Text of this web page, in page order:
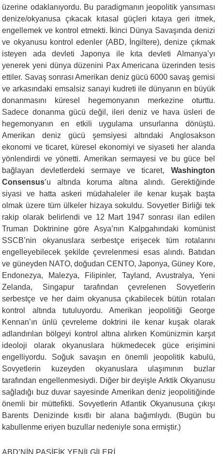
üzerine odaklanıyordu. Bu paradigmanın jeopolitik yansıması
denize/okyanusa çıkacak kıtasal güçleri kıtaya geri itmek,
engellemek ve kontrol etmekti. İkinci Dünya Savaşında denizi
ve okyanusu kontrol edenler (ABD, İngiltere), denize çıkmak
isteyen ada devleti Japonya ile kıta devleti Almanya’yı
yenerek yeni dünya düzenini Pax Americana üzerinden tesis
ettiler. Savaş sonrası Amerikan deniz gücü 6000 savaş gemisi
ve arkasındaki emsalsiz sanayi kudreti ile dünyanın en büyük
donanmasını küresel hegemonyanın merkezine oturttu.
Sadece donanma gücü değil, ileri deniz ve hava üsleri de
hegemonyanın en etkili uygulama unsurlarına dönüştü.
Amerikan deniz gücü şemsiyesi altındaki Anglosakson
ekonomi ve ticaret, küresel ekonomiyi ve siyaseti her alanda
yönlendirdi ve yönetti. Amerikan sermayesi ve bu güce bel
bağlayan devletlerdeki sermaye ve ticaret, Washington
Consensus’u altında koruma altına alındı. Gerektiğinde
siyasi ve hatta askeri müdahaleler ile kenar kuşak başta
olmak üzere tüm ülkeler hizaya sokuldu. Sovyetler Birliği tek
rakip olarak belirlendi ve 12 Mart 1947 sonrası ilan edilen
Truman Doktrinine göre Asya’nın Kalpgahındaki komünist
SSCB’nin okyanuslara serbestçe erişecek tüm rotalarını
engelleyebilecek şekilde çevrelenmesi esas alındı. Batıdan
ve güneyden NATO, doğudan CENTO, Japonya, Güney Kore,
Endonezya, Malezya, Filipinler, Tayland, Avustralya, Yeni
Zelanda, Singapur tarafından çevrelenen Sovyetlerin
serbestçe ve her daim okyanusa çıkabilecek bütün rotaları
kontrol altında tutuluyordu. Amerikan jeopolitiği George
Kennan’ın ünlü çevreleme doktrini ile kenar kuşak olarak
adlandırılan bölgeyi kontrol altına alırken Komünizmin karşıt
ideoloji olarak okyanuslara hükmedecek güce erişimini
engelliyordu. Soğuk savaşın en önemli jeopolitik kabulü,
Sovyetlerin kuzeyden okyanuslara ulaşımının buzlar
tarafından engellenmesiydi. Diğer bir deyişle Arktik Okyanusu
sağladığı buz duvar sayesinde Amerikan deniz jeopolitiğinde
önemli bir müttefikti. Sovyetlerin Atlantik Okyanusuna çıkışı
Barents Denizinde kısıtlı bir alana bağımlıydı. (Bugün bu
kabullenme eriyen buzullar nedeniyle sona ermiştir.)
ABD’NİN PASİFİK YENİLGİLERİ